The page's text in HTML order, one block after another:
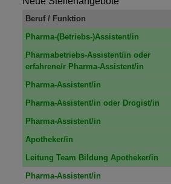
Beruf / Funktion
Pharma-(Betriebs-)Assistent/in
Pharmabetriebs-Assistent/in oder
erfahrene/r Pharma-Assistent/in
Pharma-Assistent/in
Pharma-Assistent/in oder Drogist/in
Pharma-Assistent/in
Apotheker/in
Leitung Team Bildung Apotheker/in
Pharma-Assistent/in